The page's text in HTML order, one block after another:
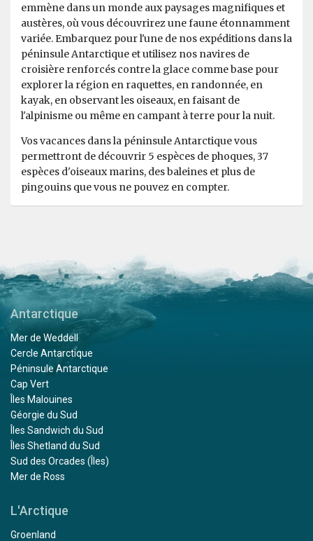
emmène dans un monde aux paysages magnifiques et
austères, où vous découvrirez une faune étonnamment
variée. Embarquez pour l'une de nos expéditions dans la
péninsule Antarctique et utilisez nos navires de
croisière renforcés contre la glace comme base pour
explorer la région en raquettes, en randonnée, en
kayak, en observant les oiseaux, en faisant de
l'alpinisme ou même en campant à terre pour la nuit.
Vos vacances dans la péninsule Antarctique vous
permettront de découvrir 5 espèces de phoques, 37
espèces d'oiseaux marins, des baleines et plus de
pingouins que vous ne pouvez en compter.
Antarctique
Mer de Weddell
Cercle Antarctique
Péninsule Antarctique
Cap Vert
Îles Malouines
Géorgie du Sud
Îles Sandwich du Sud
Îles Shetland du Sud
Sud des Orcades (Îles)
Mer de Ross
L'Arctique
Groenland